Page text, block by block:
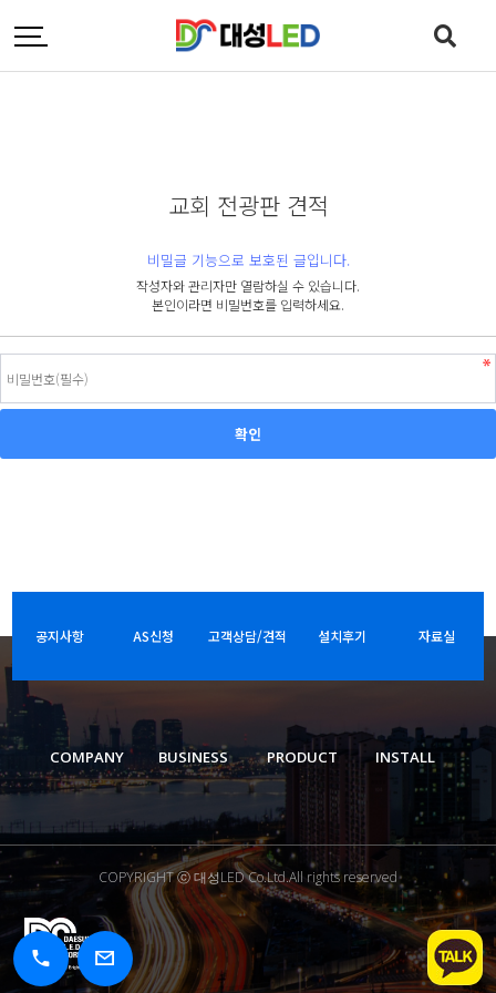
교회 전광판 견적
비밀글 기능으로 보호된 글입니다.
작성자와 관리자만 열람하실 수 있습니다.
본인이라면 비밀번호를 입력하세요.
공지사항 AS신청 고객상담/견적 설치후기 자료실
COMPANY BUSINESS PRODUCT INSTALL
COPYRIGHT ⓒ 대성LED Co.Ltd.All rights reserved